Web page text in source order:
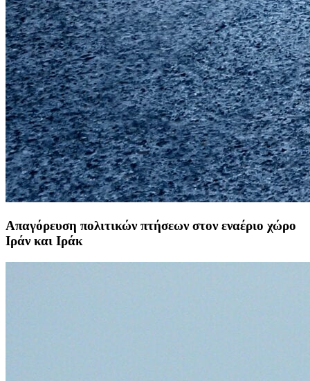
Απαγόρευση πολιτικών πτήσεων στον εναέριο χώρο
Ιράν και Ιράκ